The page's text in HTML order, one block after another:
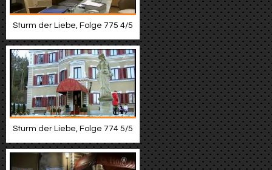
Sturm der Liebe, Folge 775 4/5
Sturm der Liebe, Folge 774 5/5